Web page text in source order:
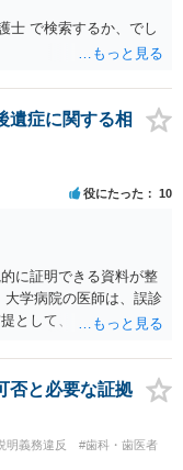
士 で検索するか、でし
遺症に関する相
役にたった 10
に証明できる資料が整
学病院の医師は、誤診
として、 その医師はど
大学病院の医師は、ど
ってる弁護士もいます
すね。
否と必要な証拠
明義務違反
#歯科・歯医者